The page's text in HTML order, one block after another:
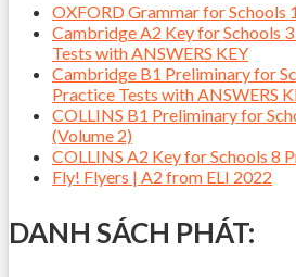
OXFORD Grammar for Schools
Cambridge A2 Key for Schools
Tests with ANSWERS KEY
Cambridge B1 Preliminary for
Practice Tests with ANSWERS
COLLINS B1 Preliminary for
(Volume 2)
COLLINS A2 Key for Schools 8
Fly! Flyers | A2 from ELI 2022
DANH SÁCH PHÁT: